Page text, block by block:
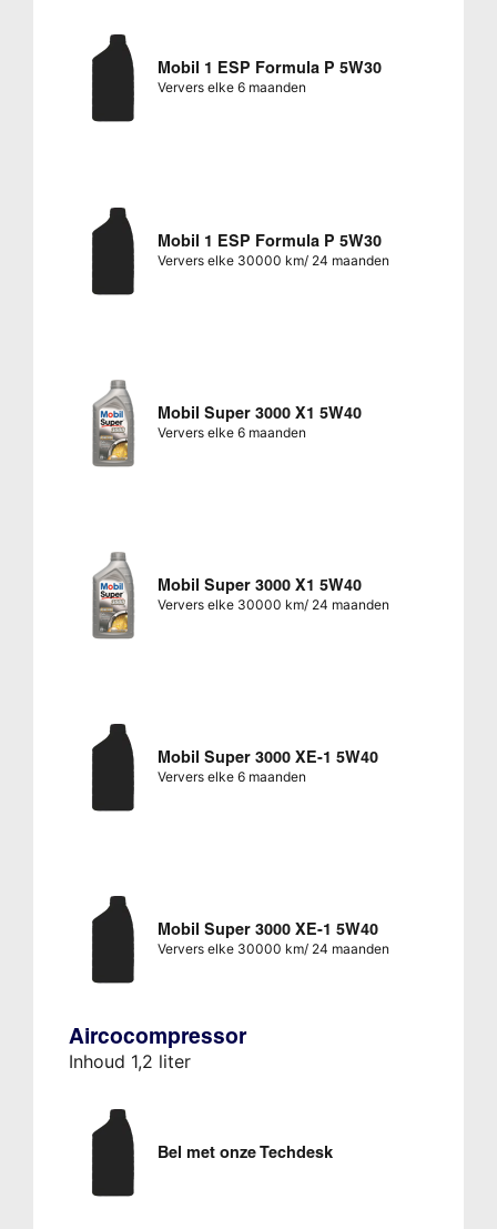
Mobil 1 ESP Formula P 5W30
Ververs elke 6 maanden
Mobil 1 ESP Formula P 5W30
Ververs elke 30000 km/ 24 maanden
Mobil Super 3000 X1 5W40
Ververs elke 6 maanden
Mobil Super 3000 X1 5W40
Ververs elke 30000 km/ 24 maanden
Mobil Super 3000 XE-1 5W40
Ververs elke 6 maanden
Mobil Super 3000 XE-1 5W40
Ververs elke 30000 km/ 24 maanden
Aircocompressor
Inhoud 1,2 liter
Bel met onze Techdesk